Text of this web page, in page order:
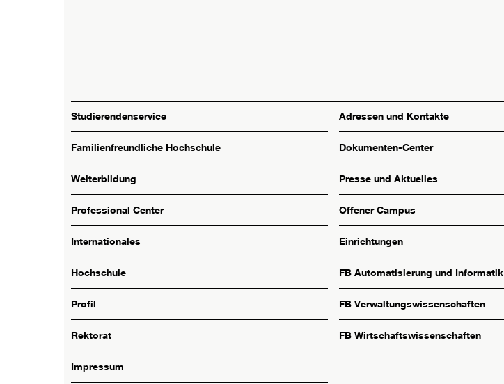
Studierendenservice
Familienfreundliche Hochschule
Weiterbildung
Professional Center
Internationales
Hochschule
Profil
Rektorat
Impressum
Adressen und Kontakte
Dokumenten-Center
Presse und Aktuelles
Offener Campus
Einrichtungen
FB Automatisierung und Informatik
FB Verwaltungswissenschaften
FB Wirtschaftswissenschaften